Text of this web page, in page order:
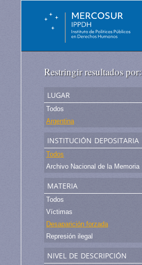
Restringir resultados por:
lugar
Todos
Argentina
institución depositaria
Todos
Archivo Nacional de la Memoria
materia
Todos
Víctimas
Desaparición forzada
Represión ilegal
nivel de descripción